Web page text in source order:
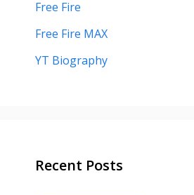
Free Fire
Free Fire MAX
YT Biography
Recent Posts